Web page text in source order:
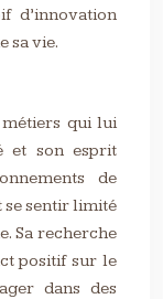
d’innovation
sa vie.
métiers qui lui
et son esprit
de
se sentir limité
Sa recherche
positif sur le
dans des